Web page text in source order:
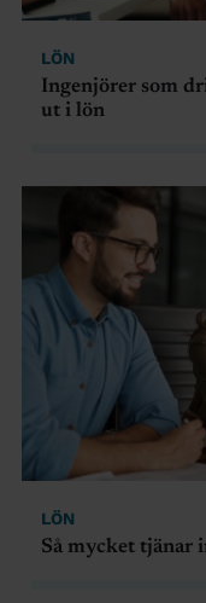
LÖN
Ingenjörer som
ut i lön
LÖN
Så mycket tjänar